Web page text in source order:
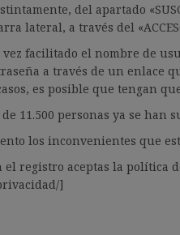
del apartado
lateral, a través del
vez facilitado el nombre de
a través de un enlace
es posible que tengan
de 11.500 personas ya se han
los inconvenientes que
el registro aceptas la política
]